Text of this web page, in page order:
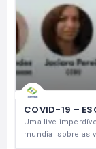
COVID-19 –
Uma live
mundial sobre as